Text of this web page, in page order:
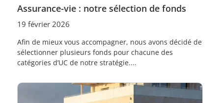
Assurance-vie : notre sélection de fonds
19 février 2026
Afin de mieux vous accompagner, nous avons décidé de
sélectionner plusieurs fonds pour chacune des
catégories d’UC de notre stratégie....